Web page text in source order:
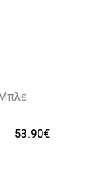
53.90€